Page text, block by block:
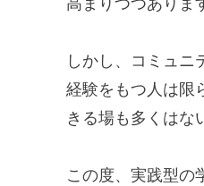
しかし、コミュニ
経験をもつ人は限
きる場も多くはな
この度、実践型の